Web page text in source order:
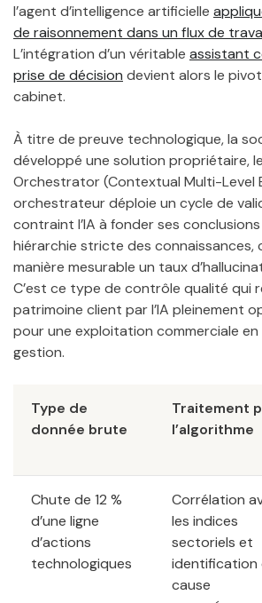
l’agent d’intelligence artificielle
de raisonnement dans un flux de
L’intégration d’un véritable assistant
prise de décision devient alors le
cabinet.
À titre de preuve technologique, la
développé une solution propriétaire,
Orchestrator (Contextual Multi-Level
orchestrateur déploie un cycle de
contraint l’IA à fonder ses
hiérarchie stricte des connaissances,
manière mesurable un taux
C’est ce type de contrôle qualité qui
patrimoine client par l’IA pleinement
pour une exploitation commerciale
gestion.
Type de
donnée brute
Traitement
l’algorithme
Chute de 12 %
d’une ligne
d’actions
technologiques
Corrélation
les indices
sectoriels et
identification
cause